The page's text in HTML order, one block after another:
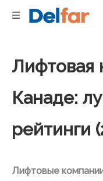
Лифтовая
Канаде:
рейтинги
Лифтовые